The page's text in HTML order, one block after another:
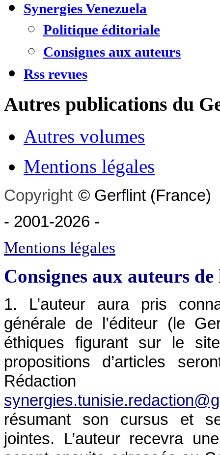
Synergies Venezuela
Politique éditoriale
Consignes aux auteurs
Rss revues
Autres publications du
Autres volumes
Mentions légales
Copyright © Gerflint (France)
- 2001-2026 -
Mentions légales
Consignes aux auteurs
1. L’auteur aura pris
générale de l’éditeur (le
éthiques figurant sur le
propositions d’articles
résumant son cursus et
jointes. L’auteur recevra